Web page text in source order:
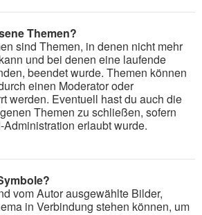
Themen?
sind Themen, in denen nicht mehr
und bei denen eine laufende
beendet wurde. Themen können
einen Moderator oder
werden. Eventuell hast du auch die
Themen zu schließen, sofern
erlaubt wurde.
vom Autor ausgewählte Bilder,
in Verbindung stehen können, um